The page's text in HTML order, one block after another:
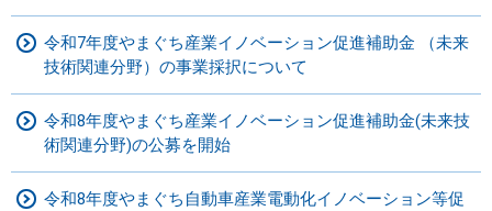
令和7年度やまぐち産業イノベーション促進補助金 （未来
技術関連分野）の事業採択について
令和8年度やまぐち産業イノベーション促進補助金(未来技
術関連分野)の公募を開始
令和8年度やまぐち自動車産業電動化イノベーション等促